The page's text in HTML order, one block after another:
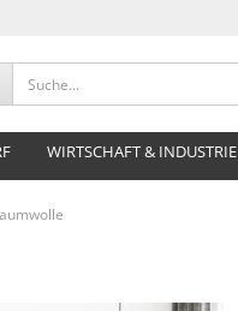
WIRTSCHAFT & INDUSTRIE